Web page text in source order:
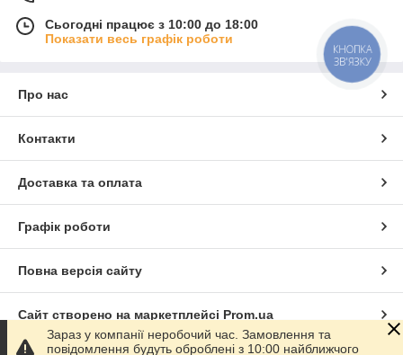
Сьогодні працює з 10:00 до 18:00
Показати весь графік роботи
Про нас
Контакти
Доставка та оплата
Графік роботи
Повна версія сайту
Сайт створено на маркетплейсі Prom.ua
Зараз у компанії неробочий час. Замовлення та
повідомлення будуть оброблені з 10:00 найближчого
КНОПКА
ЗВ'ЯЗКУ